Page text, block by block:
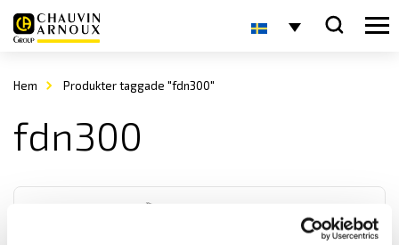
Hem Produkter taggade "fdn300"
fdn300